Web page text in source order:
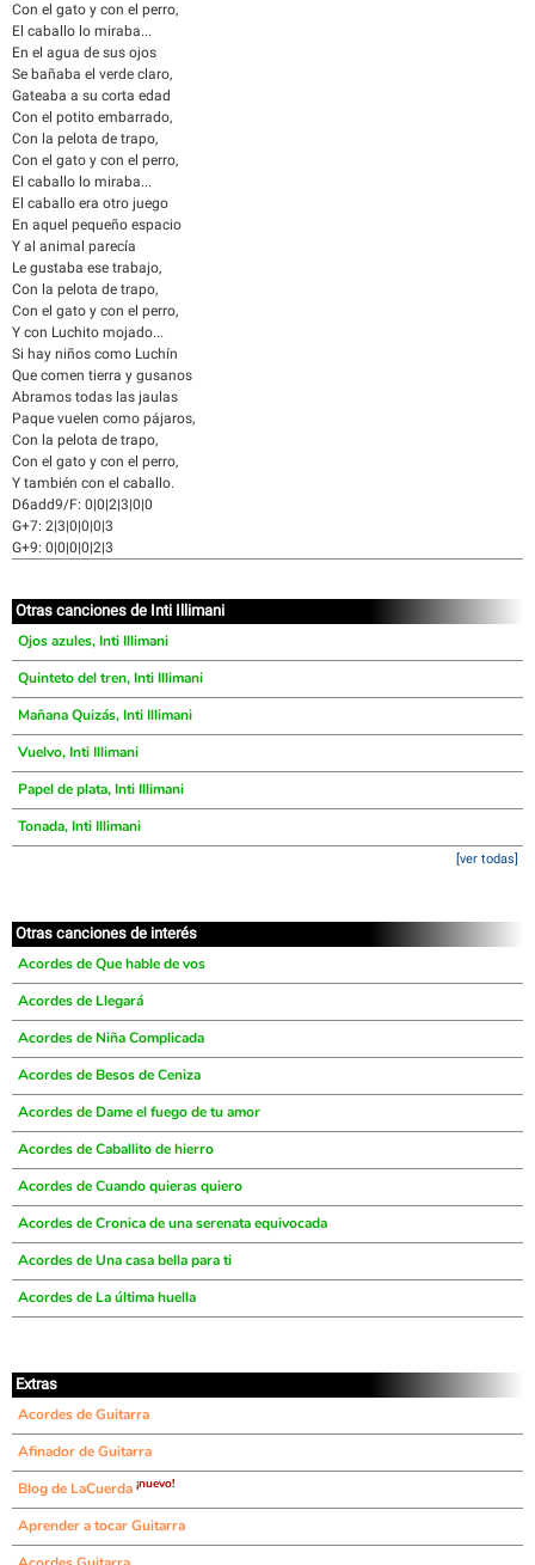
Con el gato y con el perro,
El caballo lo miraba...
En el agua de sus ojos
Se bañaba el verde claro,
Gateaba a su corta edad
Con el potito embarrado,
Con la pelota de trapo,
Con el gato y con el perro,
El caballo lo miraba...
El caballo era otro juego
En aquel pequeño espacio
Y al animal parecía
Le gustaba ese trabajo,
Con la pelota de trapo,
Con el gato y con el perro,
Y con Luchito mojado...
Si hay niños como Luchín
Que comen tierra y gusanos
Abramos todas las jaulas
Paque vuelen como pájaros,
Con la pelota de trapo,
Con el gato y con el perro,
Y también con el caballo.
D6add9/F: 0|0|2|3|0|0
G+7: 2|3|0|0|0|3
G+9: 0|0|0|0|2|3
Otras canciones de Inti Illimani
Ojos azules, Inti Illimani
Quinteto del tren, Inti Illimani
Mañana Quizás, Inti Illimani
Vuelvo, Inti Illimani
Papel de plata, Inti Illimani
Tonada, Inti Illimani
[ver todas]
Otras canciones de interés
Acordes de Que hable de vos
Acordes de Llegará
Acordes de Niña Complicada
Acordes de Besos de Ceniza
Acordes de Dame el fuego de tu amor
Acordes de Caballito de hierro
Acordes de Cuando quieras quiero
Acordes de Cronica de una serenata equivocada
Acordes de Una casa bella para ti
Acordes de La última huella
Extras
Acordes de Guitarra
Afinador de Guitarra
Blog de LaCuerda ¡nuevo!
Aprender a tocar Guitarra